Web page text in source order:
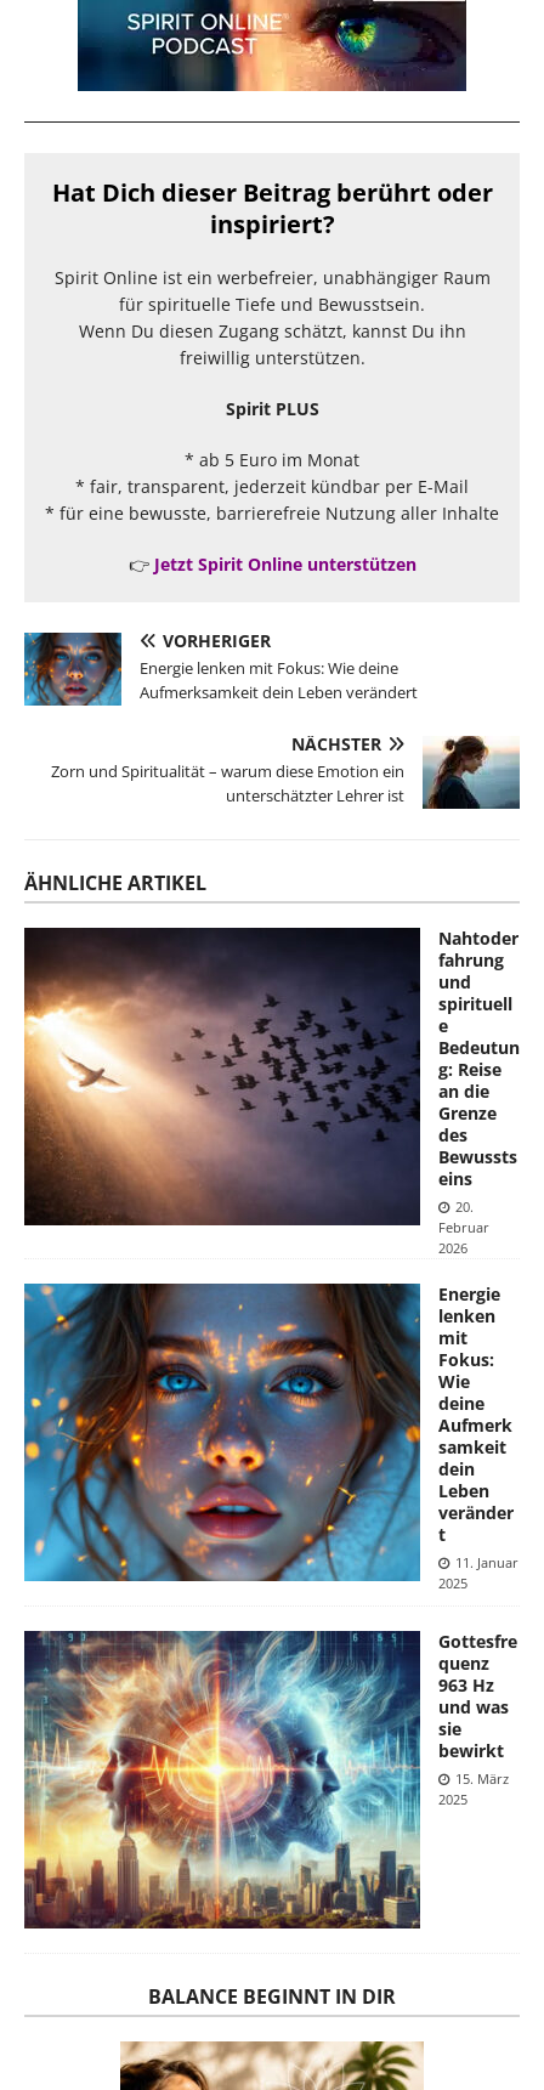
Hat Dich dieser Beitrag berührt oder
inspiriert?
Spirit Online ist ein werbefreier, unabhängiger Raum
für spirituelle Tiefe und Bewusstsein.
Wenn Du diesen Zugang schätzt, kannst Du ihn
freiwillig unterstützen.
Spirit PLUS
* ab 5 Euro im Monat
* fair, transparent, jederzeit kündbar per E-Mail
* für eine bewusste, barrierefreie Nutzung aller Inhalte
👉 Jetzt Spirit Online unterstützen
VORHERIGER
Energie lenken mit Fokus: Wie deine
Aufmerksamkeit dein Leben verändert
NÄCHSTER
Zorn und Spiritualität – warum diese Emotion ein
unterschätzter Lehrer ist
ÄHNLICHE ARTIKEL
Nahtoder
fahrung
und
spirituell
e
Bedeutun
g: Reise
an die
Grenze
des
Bewussts
eins
20.
Februar
2026
Energie
lenken
mit
Fokus:
Wie
deine
Aufmerk
samkeit
dein
Leben
veränder
t
11. Januar
2025
Gottesfre
quenz
963 Hz
und was
sie
bewirkt
15. März
2025
BALANCE BEGINNT IN DIR